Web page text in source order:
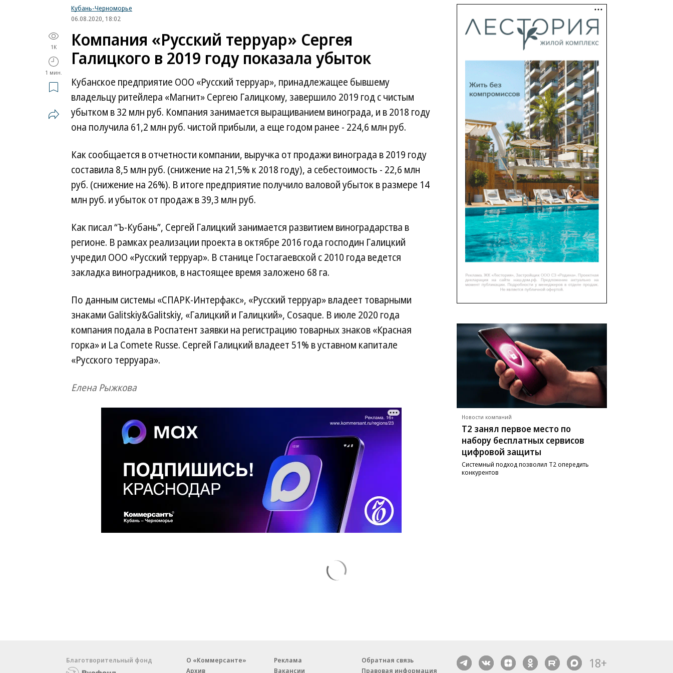
Кубань-Черноморье
06.08.2020, 18:02
1K
1 мин.
Компания «Русский терруар» Сергея
Галицкого в 2019 году показала убыток
Кубанское предприятие ООО «Русский терруар», принадлежащее бывшему
владельцу ритейлера «Магнит» Сергею Галицкому, завершило 2019 год с чистым
убытком в 32 млн руб. Компания занимается выращиванием винограда, и в 2018 году
она получила 61,2 млн руб. чистой прибыли, а еще годом ранее - 224,6 млн руб.
Как сообщается в отчетности компании, выручка от продажи винограда в 2019 году
составила 8,5 млн руб. (снижение на 21,5% к 2018 году), а себестоимость - 22,6 млн
руб. (снижение на 26%). В итоге предприятие получило валовой убыток в размере 14
млн руб. и убыток от продаж в 39,3 млн руб.
Как писал “Ъ-Кубань”, Сергей Галицкий занимается развитием виноградарства в
регионе. В рамках реализации проекта в октябре 2016 года господин Галицкий
учредил ООО «Русский терруар». В станице Гостагаевской с 2010 года ведется
закладка виноградников, в настоящее время заложено 68 га.
По данным системы «СПАРК-Интерфакс», «Русский терруар» владеет товарными
знаками Galitskiy&Galitskiy, «Галицкий и Галицкий», Cosaque. В июле 2020 года
компания подала в Роспатент заявки на регистрацию товарных знаков «Красная
горка» и La Comete Russe. Сергей Галицкий владеет 51% в уставном капитале
«Русского терруара».
Елена Рыжкова
Новости компаний
Т2 занял первое место по
набору бесплатных сервисов
цифровой защиты
Системный подход позволил Т2 опередить
конкурентов
Благотворительный фонд
О «Коммерсанте»
Архив
Реклама
Вакансии
Обратная связь
Правовая информация
18+